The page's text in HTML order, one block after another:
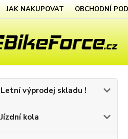
JAK NAKUPOVAT OBCHODNÍ
Letní výprodej skladu !
Jízdní kola